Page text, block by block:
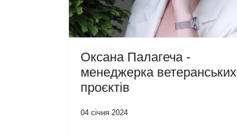
Оксана Палагеча -
менеджерка ветеранських
проєктів
04 січня 2024